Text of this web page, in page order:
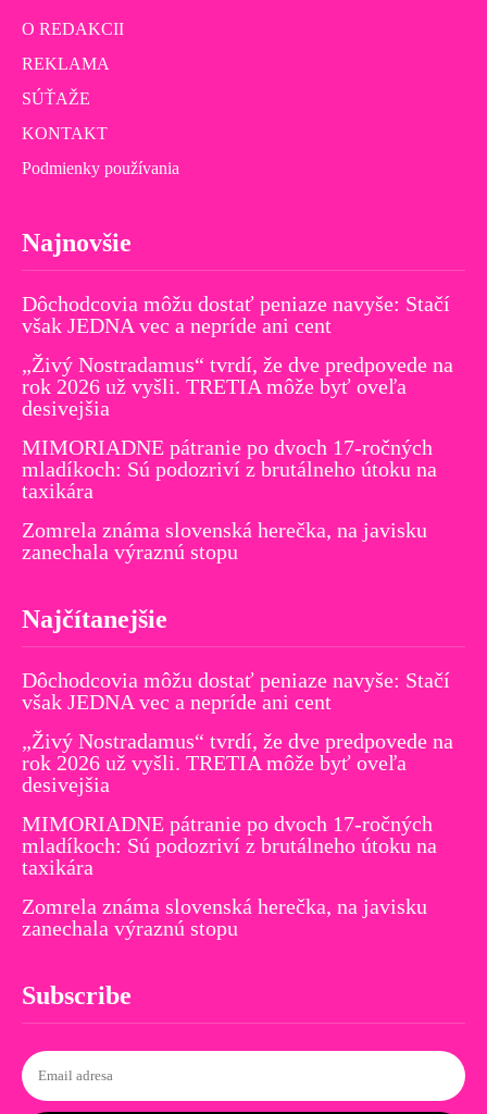
O REDAKCII
REKLAMA
SÚŤAŽE
KONTAKT
Podmienky používania
Najnovšie
Dôchodcovia môžu dostať peniaze navyše: Stačí
však JEDNA vec a nepríde ani cent
„Živý Nostradamus“ tvrdí, že dve predpovede na
rok 2026 už vyšli. TRETIA môže byť oveľa
desivejšia
MIMORIADNE pátranie po dvoch 17-ročných
mladíkoch: Sú podozriví z brutálneho útoku na
taxikára
Zomrela známa slovenská herečka, na javisku
zanechala výraznú stopu
Najčítanejšie
Dôchodcovia môžu dostať peniaze navyše: Stačí
však JEDNA vec a nepríde ani cent
„Živý Nostradamus“ tvrdí, že dve predpovede na
rok 2026 už vyšli. TRETIA môže byť oveľa
desivejšia
MIMORIADNE pátranie po dvoch 17-ročných
mladíkoch: Sú podozriví z brutálneho útoku na
taxikára
Zomrela známa slovenská herečka, na javisku
zanechala výraznú stopu
Subscribe